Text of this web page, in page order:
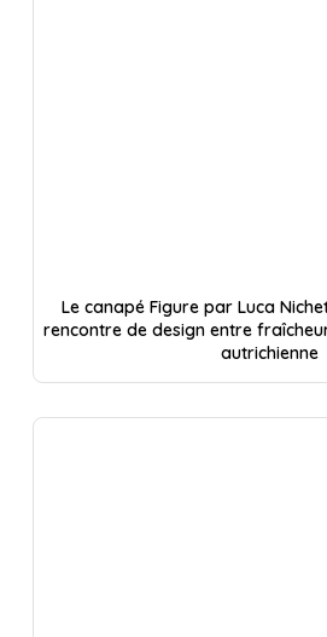
Le canapé Figure par Luca
rencontre de design entre
autrichienne